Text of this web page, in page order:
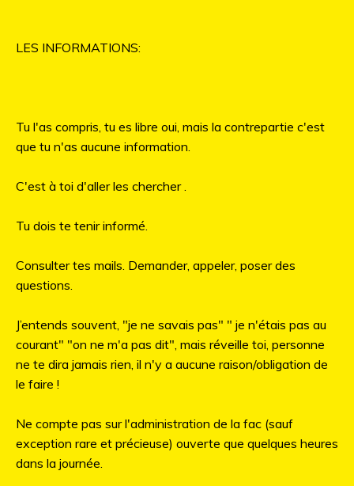
LES INFORMATIONS:
Tu l'as compris, tu es libre oui, mais la contrepartie c'est
que tu n'as aucune information.
C'est à toi d'aller les chercher .
Tu dois te tenir informé.
Consulter tes mails. Demander, appeler, poser des
questions.
J’entends souvent, "je ne savais pas" " je n'étais pas au
courant" "on ne m'a pas dit", mais réveille toi, personne
ne te dira jamais rien, il n'y a aucune raison/obligation de
le faire !
Ne compte pas sur l'administration de la fac (sauf
exception rare et précieuse) ouverte que quelques heures
dans la journée.